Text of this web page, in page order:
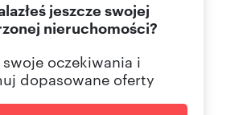
87 Pokaż telefon
jeszcze swojej
nieruchomości?
oczekiwania i
dopasowane oferty